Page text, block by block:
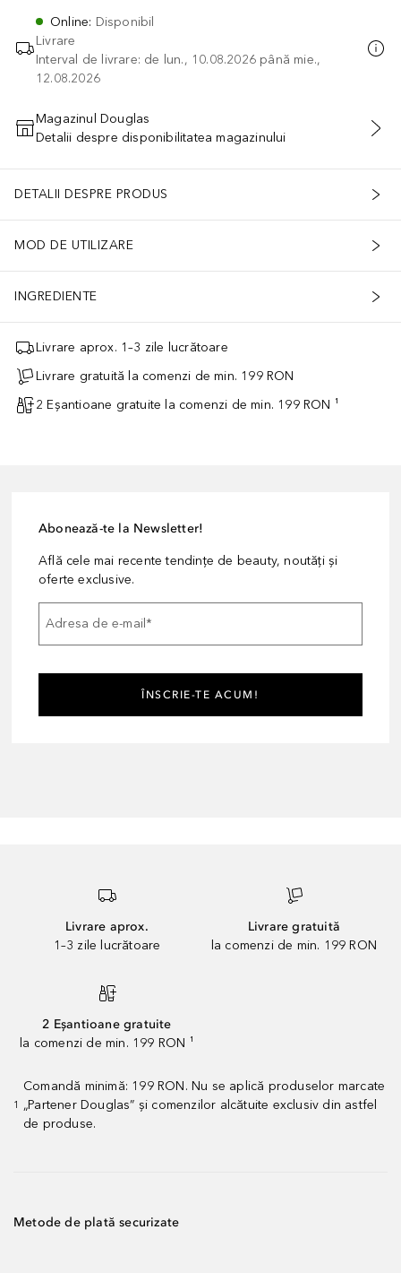
Online: Disponibil
Livrare
Interval de livrare: de lun., 10.08.2026 până mie.,
12.08.2026
ADĂUGAȚI ÎN COŞ
Magazinul Douglas
Detalii despre disponibilitatea magazinului
DETALII DESPRE PRODUS
MOD DE UTILIZARE
INGREDIENTE
Livrare aprox. 1–3 zile lucrătoare
Livrare gratuită la comenzi de min. 199 RON
2 Eșantioane gratuite la comenzi de min. 199 RON ¹
Abonează-te la Newsletter!
Află cele mai recente tendințe de beauty, noutăți și
oferte exclusive.
Adresa de e-mail*
ÎNSCRIE-TE ACUM!
Livrare aprox.
1–3 zile lucrătoare
Livrare gratuită
la comenzi de min. 199 RON
2 Eșantioane gratuite
la comenzi de min. 199 RON ¹
1
Comandă minimă: 199 RON. Nu se aplică produselor marcate
„Partener Douglas” și comenzilor alcătuite exclusiv din astfel
de produse.
Metode de plată securizate